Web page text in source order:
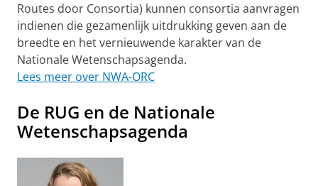
Routes door Consortia) kunnen consortia aanvragen
indienen die gezamenlijk uitdrukking geven aan de
breedte en het vernieuwende karakter van de
Nationale Wetenschapsagenda.
Lees meer over NWA-ORC
De RUG en de Nationale
Wetenschapsagenda